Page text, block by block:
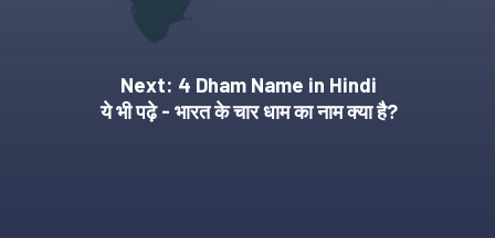
Next: 4 Dham Name in Hindi
ये भी पढ़े - भारत के चार धाम का नाम क्या है?